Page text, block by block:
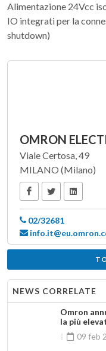
Alimentazione 24Vcc
IO integrati per la
shutdown)
OMRON
Viale Certosa, 49
MILANO (Milano)
02/32681
NEWS CORRELATE
Omron
la più
09 feb